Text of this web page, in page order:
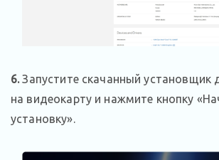
6.Запустите скачанный установщик
на видеокарту и нажмите кнопку
установку».